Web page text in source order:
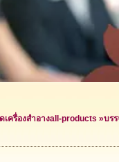
ครื่องสำอางall-products »บร